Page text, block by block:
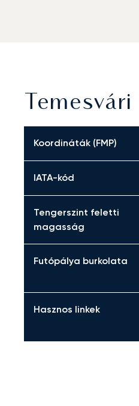
Koordináták (FMP)
IATA-kód
Tengerszint feletti
magasság
Futópálya burkolata
Hasznos linkek